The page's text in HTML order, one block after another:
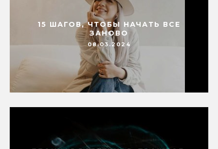
15 ШАГОВ, ЧТОБЫ НАЧАТЬ ВСЕ
ЗАНОВО
08.03.2024